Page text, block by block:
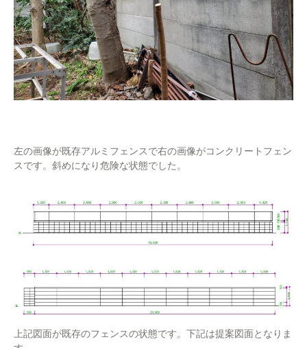
左の画像が既存アルミフェンスで右の画像がコンクリートフェン
スです。斜めになり危険な状態でした。
上記図面が既存のフェンスの状態です。下記は提案図面となりま